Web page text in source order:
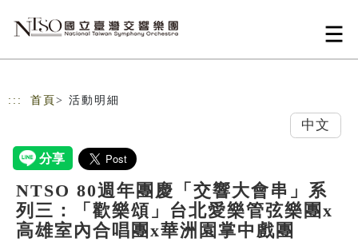
::: 首頁 > 活動明細
中文
NTSO 80週年團慶「交響大會串」系
列三：「歡樂頌」台北愛樂管弦樂團x
高雄室內合唱團x華洲園掌中戲團